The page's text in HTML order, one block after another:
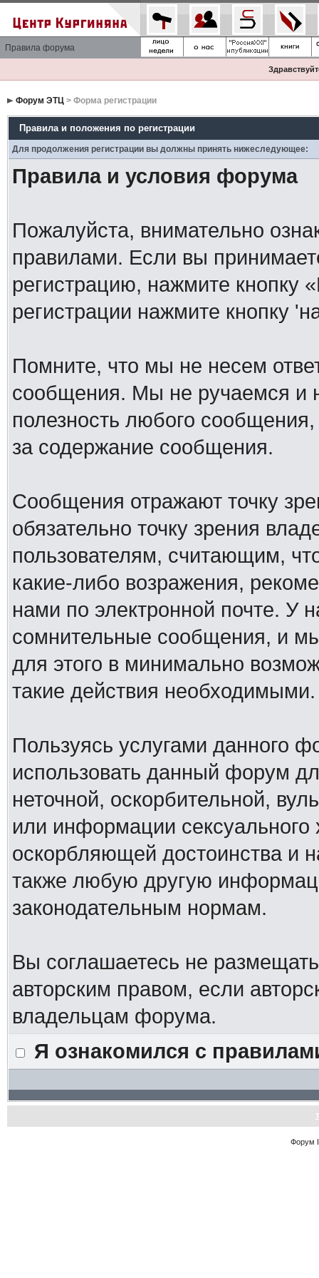
Правила форума
Форум ЭТЦ> Форма регистрации
Правила и положения по регистрации
Для продолжения регистрации вы должны принять нижеследующее:
Правила и условия форума
Пожалуйста, внимательно
правилами. Если вы
регистрацию, нажмите кнопку
регистрации нажмите кнопку
Помните, что мы не несем
сообщения. Мы не ручаемся и
полезность любого
за содержание сообщения.
Сообщения отражают точку
обязательно точку зрения
пользователям, считающим,
какие-либо возражения,
нами по электронной почте. У
сомнительные сообщения, и
для этого в минимально
такие действия необходимыми.
Пользуясь услугами данного
использовать данный форум
неточной, оскорбительной,
или информации
оскорбляющей достоинства и
также любую другую
законодательным нормам.
Вы соглашаетесь не
авторским правом, если
владельцам форума.
Я ознакомился с
Форум